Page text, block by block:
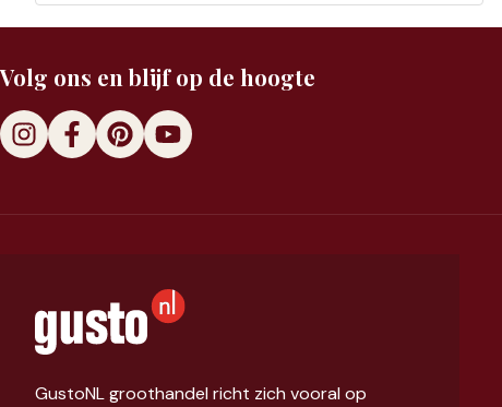
Volg ons en blijf op de hoogte
GustoNL groothandel richt zich vooral op